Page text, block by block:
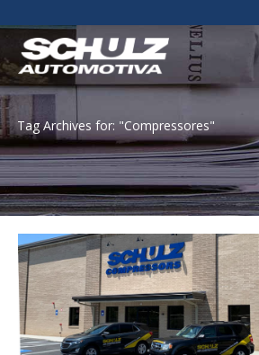
Tag Archives for: "Compressores"